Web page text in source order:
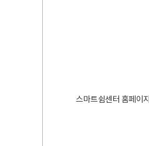
스마트쉼센터 홈페이지